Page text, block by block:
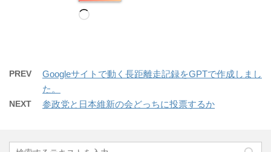
読
PREV
Googleサイトで動く長距離走記録をGPTで作成しまし
た。
NEXT 参政党と日本維新の会どっちに投票するか